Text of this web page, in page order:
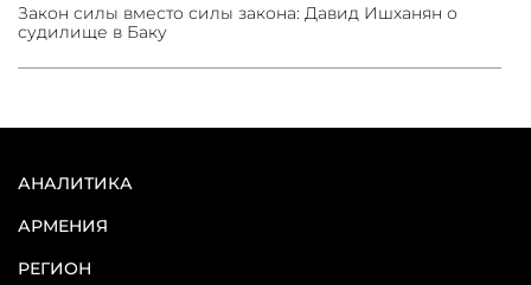
Закон силы вместо силы закона: Давид Ишханян о
судилище в Баку
АНАЛИТИКА
АРМЕНИЯ
РЕГИОН